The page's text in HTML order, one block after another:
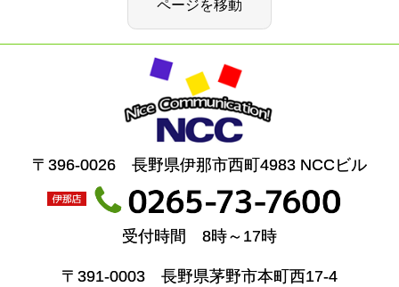
〒396-0026 長野県伊那市西町4983 NCCビル
受付時間 8時～17時
〒391-0003 長野県茅野市本町西17-4